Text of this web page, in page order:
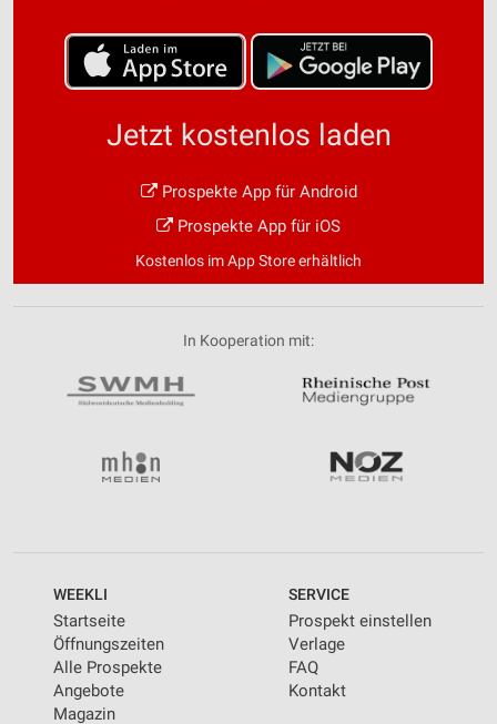
Jetzt kostenlos laden
Prospekte App für Android
Prospekte App für iOS
Kostenlos im App Store erhältlich
In Kooperation mit:
WEEKLI
Startseite
Öffnungszeiten
Alle Prospekte
Angebote
Magazin
SERVICE
Prospekt einstellen
Verlage
FAQ
Kontakt